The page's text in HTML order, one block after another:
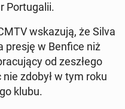
Por­tu­ga­lii.
wska­zu­ją, że Silva
presję w Benfice niż
od ze­szłe­go
zdobył w tym roku
klubu.